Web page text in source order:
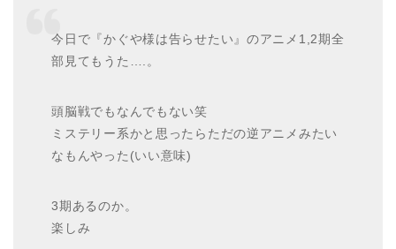
今日で『かぐや様は告らせたい』のアニメ1,2期全
部見てもうた….。
頭脳戦でもなんでもない笑
ミステリー系かと思ったらただの逆アニメみたい
なもんやった(いい意味)
3期あるのか。
楽しみ